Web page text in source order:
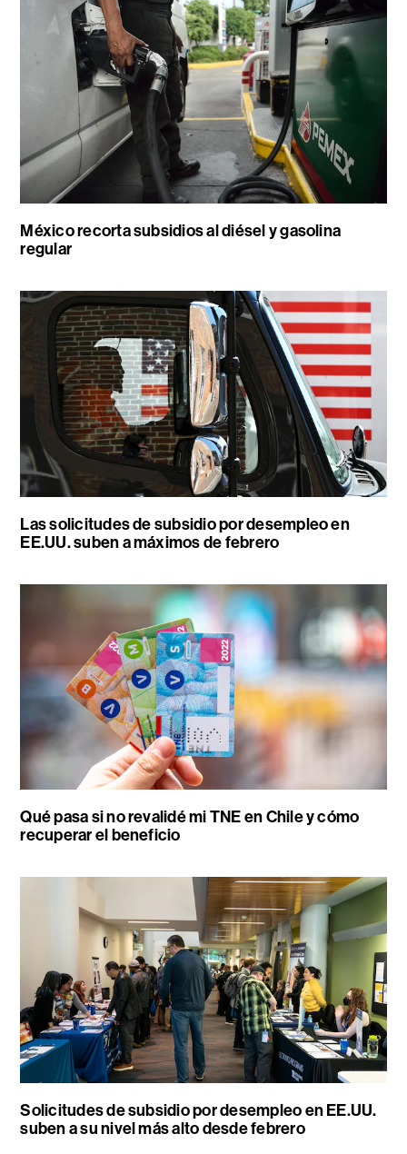
México recorta subsidios al diésel y gasolina
regular
Las solicitudes de subsidio por desempleo en
EE.UU. suben a máximos de febrero
Qué pasa si no revalidé mi TNE en Chile y cómo
recuperar el beneficio
Solicitudes de subsidio por desempleo en EE.UU.
suben a su nivel más alto desde febrero